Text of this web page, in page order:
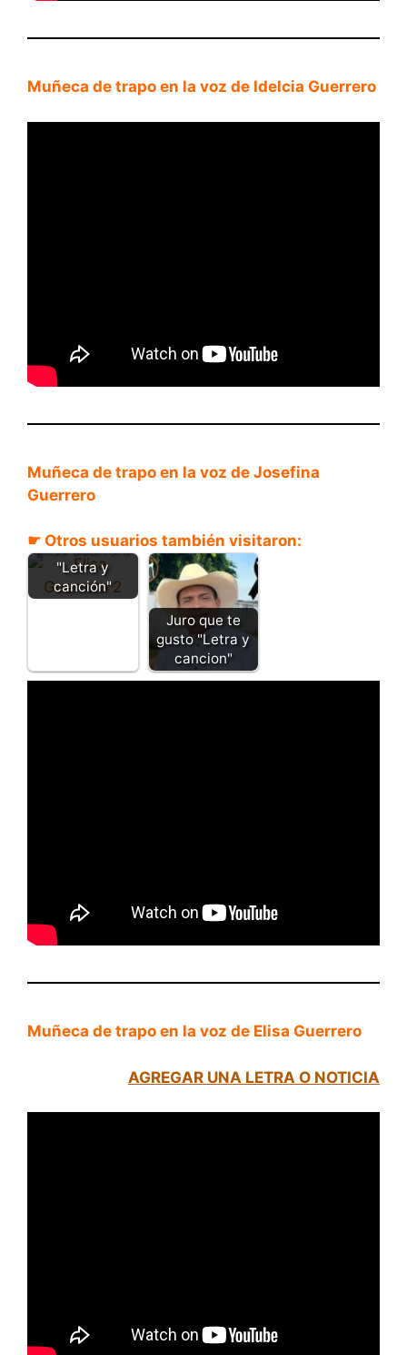
Muñeca de trapo en la voz de Idelcia Guerrero
Muñeca de trapo en la voz de Josefina
Guerrero
☛ Otros usuarios también visitaron:
Elisa Guerrero
"Letra y
canción"
Juro que te
gusto "Letra y
cancion"
Muñeca de trapo en la voz de Elisa Guerrero
AGREGAR UNA LETRA O NOTICIA